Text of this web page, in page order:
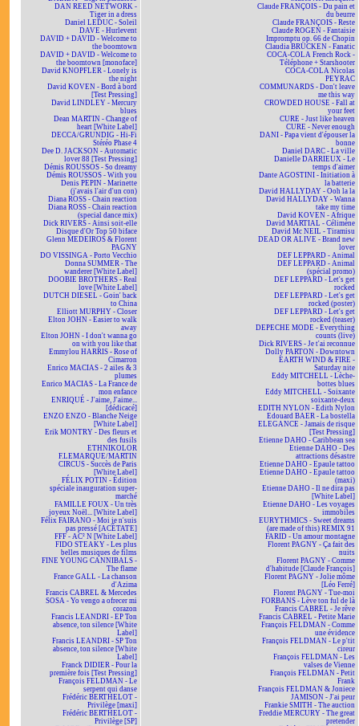
DAN REED NETWORK -
Tiger in a dress
Daniel LEDUC - Soleil
DAVE - Hurlevent
DAVID + DAVID - Welcome to
the boomtown
DAVID + DAVID - Welcome to
the boomtown [monoface]
David KNOPFLER - Lonely is
the night
David KOVEN - Bord à bord
[Test Pressing]
David LINDLEY - Mercury
blues
Dean MARTIN - Change of
heart [White Label]
DECCA/GRUNDIG - Hi-Fi
Stéréo Phase 4
Dee D. JACKSON - Automatic
lover 88 [Test Pressing]
Démis ROUSSOS - So dreamy
Démis ROUSSOS - With you
Denis PEPIN - Marinette
(j'avais l'air d'un con)
Diana ROSS - Chain reaction
Diana ROSS - Chain reaction
(special dance mix)
Dick RIVERS - Ainsi soit-elle
Disque d'Or Top 50 biface
Glenn MEDEIROS & Florent
PAGNY
DO VISSINGA - Porto Vecchio
Donna SUMMER - The
wanderer [White Label]
DOOBIE BROTHERS - Real
love [White Label]
DUTCH DIESEL - Goin' back
to China
Elliott MURPHY - Closer
Elton JOHN - Easier to walk
away
Elton JOHN - I don't wanna go
on with you like that
Emmylou HARRIS - Rose of
Cimarron
Enrico MACIAS - 2 ailes & 3
plumes
Enrico MACIAS - La France de
mon enfance
ENRIQUÉ - J'aime, J'aime...
[dédicacé]
ENZO ENZO - Blanche Neige
[White Label]
Erik MONTRY - Des fleurs et
des fusils
ETHNIKOLOR
F.LEMARQUE/MARTIN
CIRCUS - Succès de Paris
[White Label]
FÉLIX POTIN - Édition
spéciale inauguration super-
marché
FAMILLE FOUX - Un très
joyeux Noël... [White Label]
Félix FAIRANO - Moi je n'suis
pas pressé [ACÉTATE]
FFF - AC² N [White Label]
FIDO STEAKY - Les plus
belles musiques de films
FINE YOUNG CANNIBALS -
The flame
France GALL - La chanson
d'Azima
Francis CABREL & Mercedes
SOSA - Yo vengo a ofrecer mi
corazon
Francis LEANDRI - EP Ton
absence, ton silence [White
Label]
Francis LEANDRI - SP Ton
absence, ton silence [White
Label]
Franck DIDIER - Pour la
première fois [Test Pressing]
François FELDMAN - Le
serpent qui danse
Frédéric BERTHELOT -
Privilège [maxi]
Frédéric BERTHELOT -
Privilège [SP]
Claude FRANÇOIS - Du pain et
du beurre
Claude FRANÇOIS - Reste
Claude ROGEN - Fantaisie
Impromptu op. 66 de Chopin
Claudia BRÜCKEN - Fanatic
COCA-COLA French Rock -
Téléphone + Starshooter
COCA-COLA Nicolas
PEYRAC
COMMUNARDS - Don't leave
me this way
CROWDED HOUSE - Fall at
your feet
CURE - Just like heaven
CURE - Never enough
DANI - Papa vient d'épouser la
bonne
Daniel DARC - La ville
Danielle DARRIEUX - Le
temps d'aimer
Dante AGOSTINI - Initiation à
la batterie
David HALLYDAY - Ooh la la
David HALLYDAY - Wanna
take my time
David KOVEN - Afrique
David MARTIAL - Célimène
David Mc NEIL - Tiramisu
DEAD OR ALIVE - Brand new
lover
DEF LEPPARD - Animal
DEF LEPPARD - Animal
(spécial promo)
DEF LEPPARD - Let's get
rocked
DEF LEPPARD - Let's get
rocked (poster)
DEF LEPPARD - Let's get
rocked (teaser)
DEPECHE MODE - Everything
counts (live)
Dick RIVERS - Je t'ai reconnue
Dolly PARTON - Downtown
EARTH WIND & FIRE -
Saturday nite
Eddy MITCHELL - Lèche-
bottes blues
Eddy MITCHELL - Soixante
soixante-deux
EDITH NYLON - Edith Nylon
Edouard BAER - La bostella
ELEGANCE - Jamais de risque
[Test Pressing]
Etienne DAHO - Caribbean sea
Etienne DAHO - Des
attractions désastre
Etienne DAHO - Epaule tattoo
Etienne DAHO - Epaule tattoo
(maxi)
Etienne DAHO - Il ne dira pas
[White Label]
Etienne DAHO - Les voyages
immobiles
EURYTHMICS - Sweet dreams
(are made of this) REMIX 91
FARID - Un amour montagne
Florent PAGNY - Ça fait des
nuits
Florent PAGNY - Comme
d'habitude [Claude François]
Florent PAGNY - Jolie môme
[Léo Ferré]
Florent PAGNY - Tue-moi
FORBANS - Lève ton ful de là
Francis CABREL - Je rêve
Francis CABREL - Petite Marie
François FELDMAN - Comme
une évidence
François FELDMAN - Le p'tit
cireur
François FELDMAN - Les
valses de Vienne
François FELDMAN - Petit
Frank
François FELDMAN & Joniece
JAMISON - J'ai peur
Frankie SMITH - The auction
Freddie MERCURY - The great
pretender